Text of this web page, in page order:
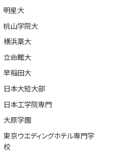
明星大
桃山学院大
横浜薬大
立命館大
早稲田大
日本大短大部
日本工学院専門
大原学園
東京ウエディングホテル専門学
校